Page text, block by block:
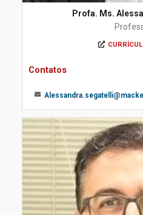
Profa. Ms.
Contatos